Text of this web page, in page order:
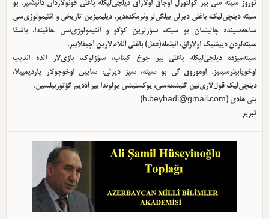
توروز سیته سی بیر کولتورل اوجاق اولا‌راق دیلچی‌لیکله باغلی قونولاردان دانیشیر. بو
سیته دیلچی‌لیکله باغلی دیرلی بیلگی‌لر وئرمکده‌دیر. دیلیمیزین تاریخی و ائتیمولوژی‌سی
ساحه‌سینده چالیشان بو سیته، سؤزلرین کؤکو و ائتیمولوژی‌سی حاقیندا، باشقا
سیته‌لردن دییشیک اولا‌راق، ائیلمله(فعل) باغلی آنلام‌لارین آچیقلاییر.
سیته‌میزده دیلچی‌لیکله باغلی بیر چوخ کیتاب، سؤزلوک، یازی‌لار الده ائدیب
اوخویابیلرسینیز. اوموروق کی بو سیته، سیز دیرلی، سایین اوخوجولار یاردیمییلا،
دیلچی‌لیک قول‌لاری‌نین گلیشمه‌سی، یوکسلیشی یولوندا بیر آددیم گؤتوربیلسین.
بئی هادی (h.beyhadi@gmail.com
)
تبریز